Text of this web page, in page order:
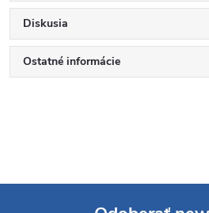
Diskusia
Ostatné informácie